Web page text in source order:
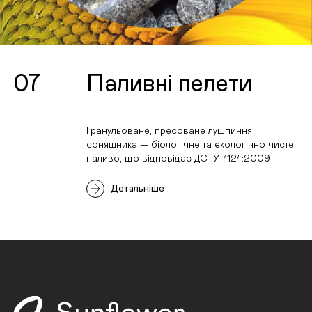
07 Паливні пелети
Гранульоване, пресоване лушпиння
соняшника — біологічне та екологічно чисте
паливо, що відповідає ДСТУ 7124:2009
Детальніше